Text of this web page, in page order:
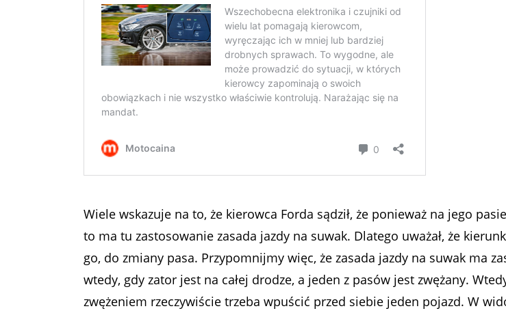
Wiele wskazuje na to, że kierowca Forda sądził, że ponieważ na jego
to ma tu zastosowanie zasada jazdy na suwak. Dlatego uważał, że
go, do zmiany pasa. Przypomnijmy więc, że zasada jazdy na suwak ma
wtedy, gdy zator jest na całej drodze, a jeden z pasów jest zwężany.
zwężeniem rzeczywiście trzeba wpuścić przed siebie jeden pojazd. W